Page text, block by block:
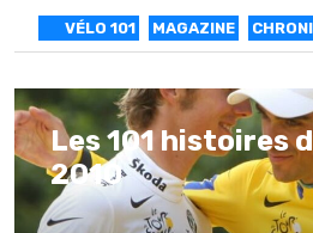
VÉLO 101 MAGAZINE
Les 101 histoires
2010